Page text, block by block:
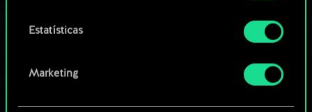
Estatísticas
Marketing